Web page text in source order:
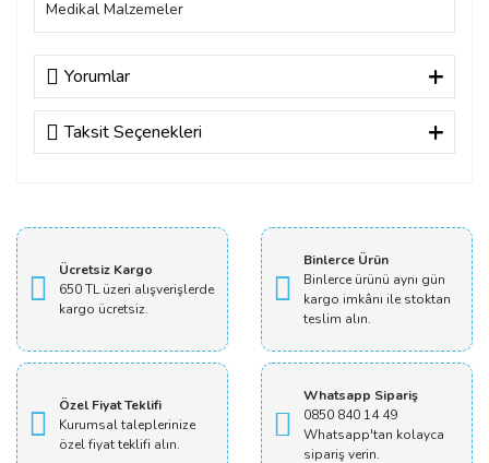
Medikal Malzemeler
Yorumlar
Bu ürüne ilk yorumu siz yapın!
Taksit Seçenekleri
Ücretsiz Kargo
650 TL üzeri alışverişlerde
kargo ücretsiz.
Binlerce Ürün
Binlerce ürünü aynı gün
kargo imkânı ile stoktan
teslim alın.
Özel Fiyat Teklifi
Kurumsal taleplerinize
özel fiyat teklifi alın.
Whatsapp Sipariş
0850 840 14 49
Whatsapp'tan kolayca
sipariş verin.